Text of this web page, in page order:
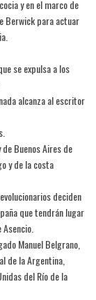
y en el marco de
Berwick para actuar
se expulsa a los
alcanza al escritor
Buenos Aires de
y de la costa
deciden
que tendrán lugar
Manuel Belgrano,
de la Argentina,
del Río de la